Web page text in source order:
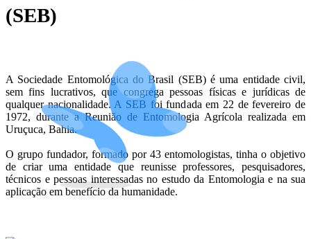
(SEB)
A Sociedade Entomológica do Brasil (SEB) é uma entidade civil,
sem fins lucrativos, que congrega pessoas físicas e jurídicas de
qualquer nacionalidade. A SEB foi fundada em 22 de fevereiro de
1972, durante a Reunião de Entomologia Agrícola realizada em
Uruçuca, Bahia.
O grupo fundador, formado por 43 entomologistas, tinha o objetivo
de criar uma entidade que reunisse professores, pesquisadores,
técnicos e pessoas interessadas no estudo da Entomologia e na sua
aplicação em benefício da humanidade.